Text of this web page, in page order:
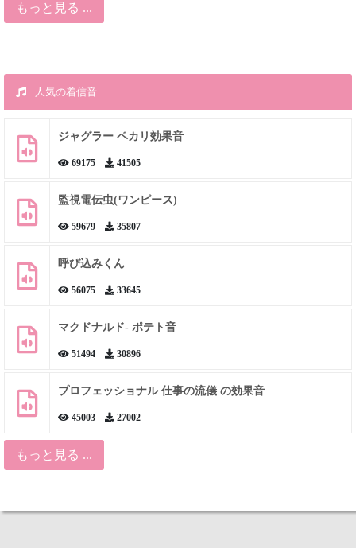
もっと見る ...
人気の着信音
ジャグラー ペカリ効果音
69175 41505
監視電伝虫(ワンピース)
59679 35807
呼び込みくん
56075 33645
マクドナルド- ポテト音
51494 30896
プロフェッショナル 仕事の流儀 の効果音
45003 27002
もっと見る ...